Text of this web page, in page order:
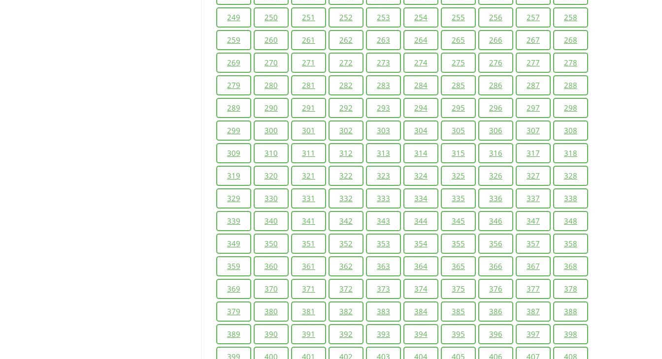
249 250 251 252 253 254 255 256 257 258
259 260 261 262 263 264 265 266 267 268
269 270 271 272 273 274 275 276 277 278
279 280 281 282 283 284 285 286 287 288
289 290 291 292 293 294 295 296 297 298
299 300 301 302 303 304 305 306 307 308
309 310 311 312 313 314 315 316 317 318
319 320 321 322 323 324 325 326 327 328
329 330 331 332 333 334 335 336 337 338
339 340 341 342 343 344 345 346 347 348
349 350 351 352 353 354 355 356 357 358
359 360 361 362 363 364 365 366 367 368
369 370 371 372 373 374 375 376 377 378
379 380 381 382 383 384 385 386 387 388
389 390 391 392 393 394 395 396 397 398
399 400 401 402 403 404 405 406 407 408